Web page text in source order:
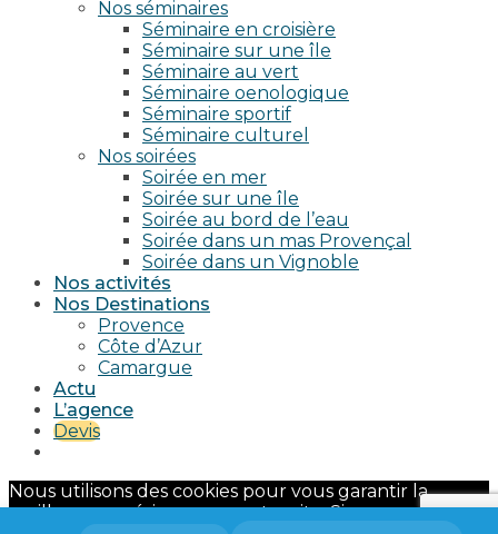
Nos séminaires
Séminaire en croisière
Séminaire sur une île
Séminaire au vert
Séminaire oenologique
Séminaire sportif
Séminaire culturel
Nos soirées
Soirée en mer
Soirée sur une île
Soirée au bord de l’eau
Soirée dans un mas Provençal
Soirée dans un Vignoble
Nos activités
Nos Destinations
Provence
Côte d’Azur
Camargue
Actu
L’agence
Devis
Nous utilisons des cookies pour vous garantir la
meilleure expérience sur notre site. Si vous continuez